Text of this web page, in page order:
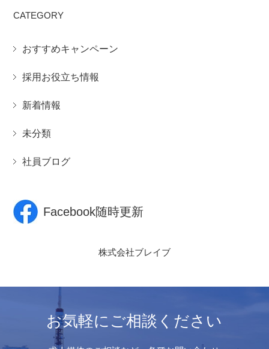
CATEGORY
おすすめキャンペーン
採用お役立ち情報
新着情報
未分類
社員ブログ
Facebook随時更新
株式会社ブレイブ
お気軽にご相談ください